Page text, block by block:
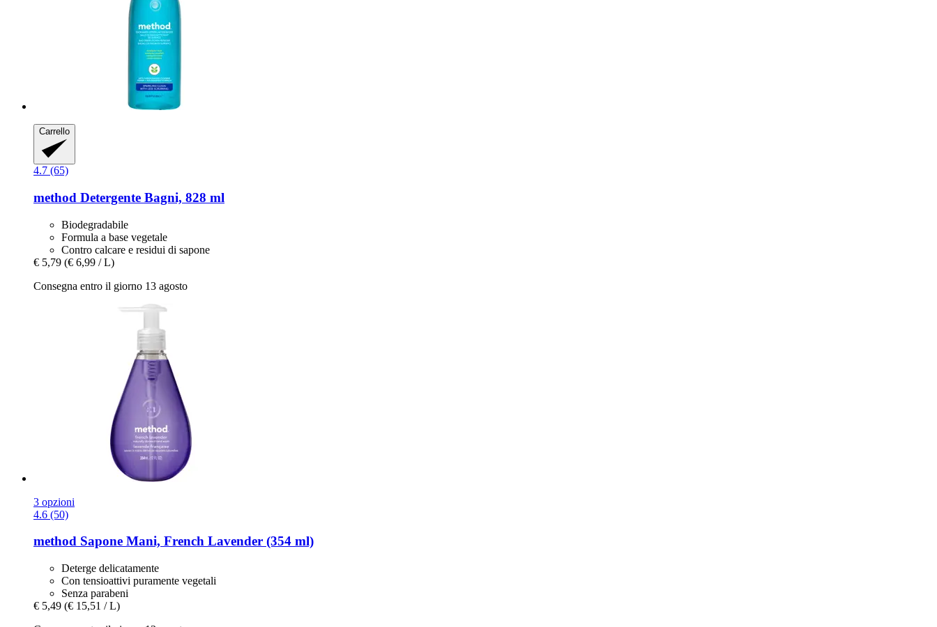
Carrello
4.7 (65)
method Detergente Bagni, 828 ml
Biodegradabile
Formula a base vegetale
Contro calcare e residui di sapone
€ 5,79 (€ 6,99 / L)
Consegna entro il giorno 13 agosto
3 opzioni
4.6 (50)
method Sapone Mani, French Lavender (354 ml)
Deterge delicatamente
Con tensioattivi puramente vegetali
Senza parabeni
€ 5,49 (€ 15,51 / L)